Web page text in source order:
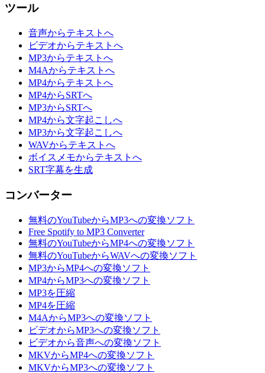
ツール
音声からテキストへ
ビデオからテキストへ
MP3からテキストへ
M4Aからテキストへ
MP4からテキストへ
MP4からSRTへ
MP3からSRTへ
MP4から文字起こしへ
MP3から文字起こしへ
WAVからテキストへ
ボイスメモからテキストへ
SRT字幕を生成
コンバーター
無料のYouTubeからMP3への変換ソフト
Free Spotify to MP3 Converter
無料のYouTubeからMP4への変換ソフト
無料のYouTubeからWAVへの変換ソフト
MP3からMP4への変換ソフト
MP4からMP3への変換ソフト
MP3を圧縮
MP4を圧縮
M4AからMP3への変換ソフト
ビデオからMP3への変換ソフト
ビデオから音声への変換ソフト
MKVからMP4への変換ソフト
MKVからMP3への変換ソフト